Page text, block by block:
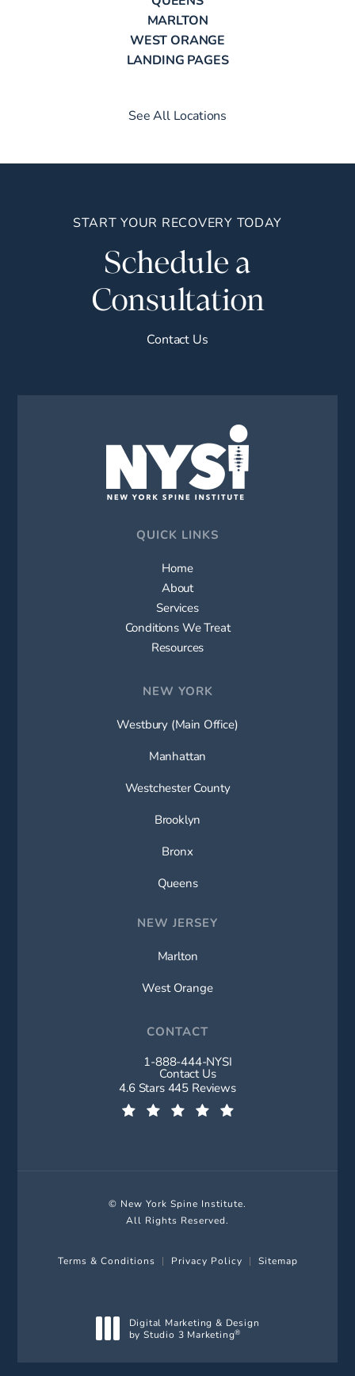
MARLTON
WEST ORANGE
LANDING PAGES
See All Locations
START YOUR RECOVERY TODAY
Schedule a
Consultation
Contact Us
QUICK LINKS
Home
About
Services
Conditions We Treat
Resources
NEW YORK
Westbury (Main Office)
Manhattan
Westchester County
Brooklyn
Bronx
Queens
NEW JERSEY
Marlton
West Orange
CONTACT
Call New York Spine Institute on
1-888-444-NYSI
Contact Us
New York Spine Institute reviews:
4.6 Stars 445 Reviews
© New York Spine Institute.
All Rights Reserved.
Terms & Conditions Privacy Policy Sitemap
Digital Marketing & Design
by Studio 3 Marketing®